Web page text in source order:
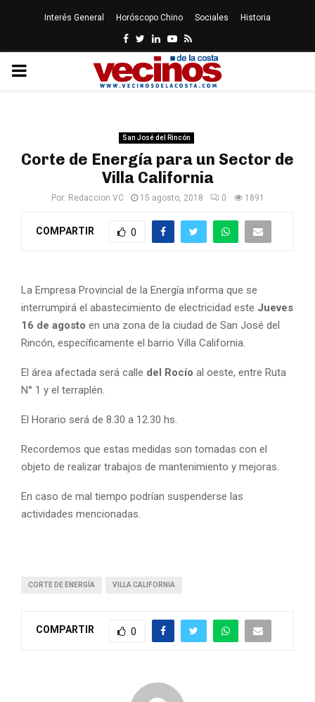
Interés General Horóscopo Chino Sociales Historia
Facebook
Twitter
LinkedinYoutube
Rss
PRIMARY
San José del Rincón
Corte de Energía para un Sector de
Villa California
Por: Redaccion VC 15 agosto, 2018 0 1891
COMPARTIR 0
La Empresa Provincial de la Energía informa que se
interrumpirá el abastecimiento de electricidad este Jueves
16 de agosto en una zona de la ciudad de San José del
Rincón, específicamente el barrio Villa California.
El área afectada será calle del Rocío al oeste, entre Ruta
N° 1 y el terraplén.
El Horario será de 8.30 a 12.30 hs.
Recordemos que estas medidas son tomadas con el
objeto de realizar trabajos de mantenimiento y mejoras.
En caso de mal tiempo podrían suspenderse las
actividades mencionadas.
CORTE DE ENERGÍA VILLA CALIFORNIA
COMPARTIR 0